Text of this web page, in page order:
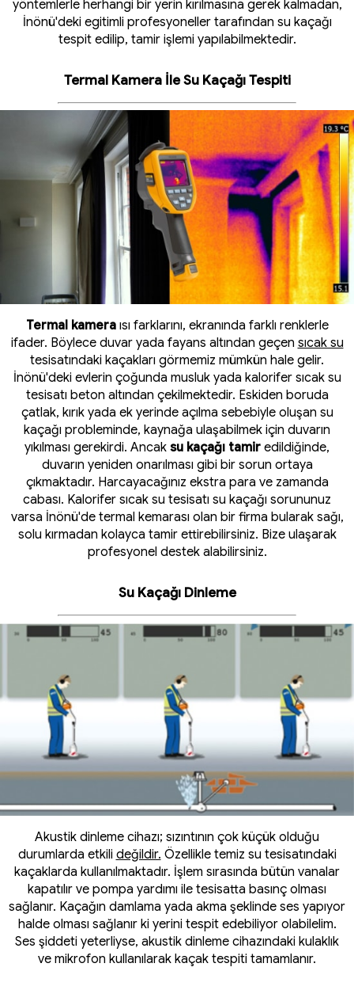
yöntemlerle herhangi bir yerin kırılmasına gerek kalmadan,
İnönü'deki egitimli profesyoneller tarafından su kaçağı
tespit edilip, tamir işlemi yapılabilmektedir.
Termal Kamera İle Su Kaçağı Tespiti
Termal kameraısı farklarını, ekranında farklı renklerle
ifader. Böylece duvar yada fayans altından geçen sıcak su
tesisatındaki kaçakları görmemiz mümkün hale gelir.
İnönü'deki evlerin çoğunda musluk yada kalorifer sıcak su
tesisatı beton altından çekilmektedir. Eskiden boruda
çatlak, kırık yada ek yerinde açılma sebebiyle oluşan su
kaçağı probleminde, kaynağa ulaşabilmek için duvarın
yıkılması gerekirdi. Ancak su kaçağı tamir edildiğinde,
duvarın yeniden onarılması gibi bir sorun ortaya
çıkmaktadır. Harcayacağınız ekstra para ve zamanda
cabası. Kalorifer sıcak su tesisatı su kaçağı sorununuz
varsa İnönü'de termal kemarası olan bir firma bularak sağı,
solu kırmadan kolayca tamir ettirebilirsiniz. Bize ulaşarak
profesyonel destek alabilirsiniz.
Su Kaçağı Dinleme
Akustik dinleme cihazı; sızıntının çok küçük olduğu
durumlarda etkili değildir. Özellikle temiz su tesisatındaki
kaçaklarda kullanılmaktadır. İşlem sırasında bütün vanalar
kapatılır ve pompa yardımı ile tesisatta basınç olması
sağlanır. Kaçağın damlama yada akma şeklinde ses yapıyor
halde olması sağlanır ki yerini tespit edebiliyor olabilelim.
Ses şiddeti yeterliyse, akustik dinleme cihazındaki kulaklık
ve mikrofon kullanılarak kaçak tespiti tamamlanır.